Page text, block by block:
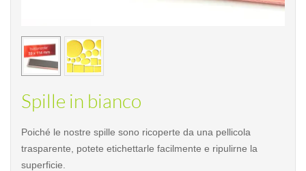
< /picture>
Spille in bianco
Poiché le nostre spille sono ricoperte da una pellicola
trasparente, potete etichettarle facilmente e ripulirne la
superficie.